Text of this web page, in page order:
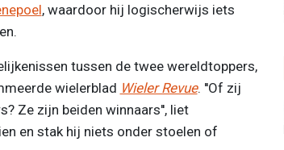
, waardoor hij logischerwijs iets
tussen de twee wereldtoppers,
wielerblad Wieler Revue. ''Of zij
Ze zijn beiden winnaars'', liet
en stak hij niets onder stoelen of